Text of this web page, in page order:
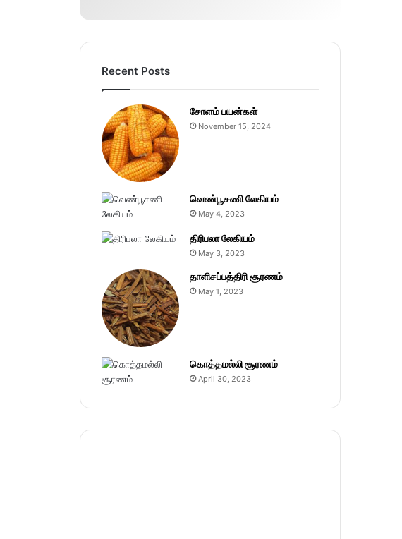
Recent Posts
சோளம் பயன்கள்
November 15, 2024
வெண்பூசணி லேகியம்
May 4, 2023
திரிபலா லேகியம்
May 3, 2023
தாளிசப்பத்திரி சூரணம்
May 1, 2023
கொத்தமல்லி சூரணம்
April 30, 2023